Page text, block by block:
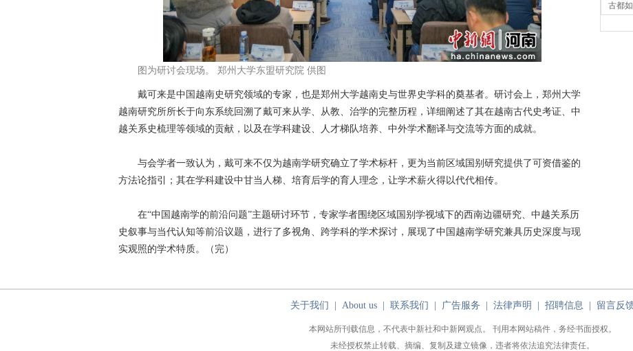
图为研讨会现场。 郑州大学东盟研究院 供图
戴可来是中国越南史研究领域的专家，也是郑州大学越南史与世界史学科的奠基者。研讨会上，郑州大学
越南研究所所长于向东系统回溯了戴可来从学、从教、治学的完整历程，详细阐述了其在越南古代史考证、中
越关系史梳理等领域的贡献，以及在学科建设、人才梯队培养、中外学术翻译与交流等方面的成就。
与会学者一致认为，戴可来不仅为越南学研究确立了学术标杆，更为当前区域国别研究提供了可资借鉴的
方法论指引；其在学科建设中甘当人梯、培育后学的育人理念，让学术薪火得以代代相传。
在“中国越南学的前沿问题”主题研讨环节，专家学者围绕区域国别学视域下的西南边疆研究、中越关系历
史叙事与当代认知等前沿议题，进行了多视角、跨学科的学术探讨，展现了中国越南学研究兼具历史深度与现
实观照的学术特质。（完）
古都
关于我们 | About us| 联系我们 | 广告服务 | 法律声明 | 招聘信息 | 留言反
本网站所刊载信息，不代表中新社和中新网观点。 刊用本网站稿件，务经书面授权。
未经授权禁止转载、摘编、复制及建立镜像，违者将依法追究法律责任。